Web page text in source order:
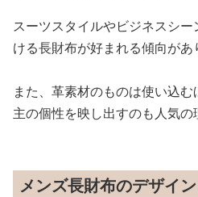
スーツスタイルやビジネスシ
ける長財布が好まれる傾向があ
また、革素材のものは使い込
主の個性を映し出すのも人気の
メンズ長財布のデザイ